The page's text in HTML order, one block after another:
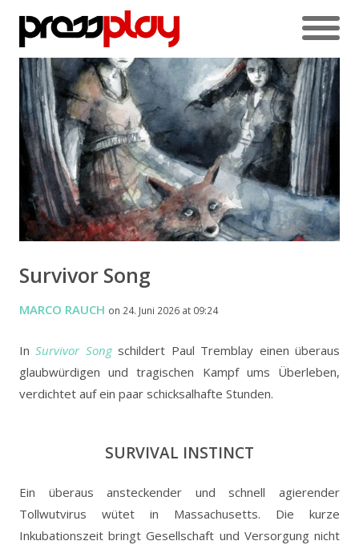
Survivor Song
MARCO RAUCH on 24. Juni 2026 at 09:24
InSurvivor Songschildert Paul Tremblay einen überaus
glaubwürdigen und tragischen Kampf ums Überleben,
verdichtet auf ein paar schicksalhafte Stunden.
SURVIVAL INSTINCT
Ein überaus ansteckender und schnell agierender
Tollwutvirus wütet in Massachusetts. Die kurze
Inkubationszeit bringt Gesellschaft und Versorgung nicht